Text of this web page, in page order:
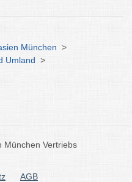
München >
Umland >
München Vertriebs
AGB